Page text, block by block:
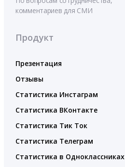
комментариев для СМИ
Продукт
Презентация
Отзывы
Статистика Инстаграм
Статистика ВКонтакте
Статистика Тик Ток
Статистика Телеграм
Статистика в Одноклассниках